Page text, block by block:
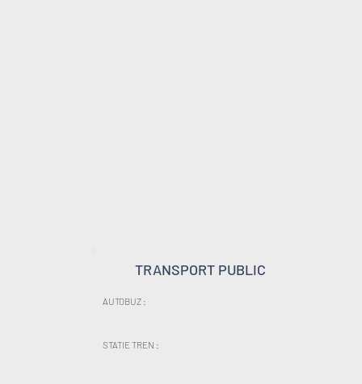
TRANSPORT PUBLIC
AUTOBUZ :
STATIE TREN :